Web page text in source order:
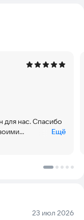
«Мир!
арест».
«Россия», НТВ,
и др.
ноутбука, Smart
к одному
возрасту
для нас. Спасибо
Ещё
Дата:
23 июл 2026